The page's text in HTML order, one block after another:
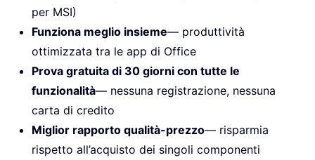
per MSI)
Funziona meglio insieme— produttività
ottimizzata tra le app di Office
Prova gratuita di 30 giorni con tutte le
funzionalità— nessuna registrazione, nessuna
carta di credito
Miglior rapporto qualità-prezzo— risparmia
rispetto all’acquisto dei singoli componenti